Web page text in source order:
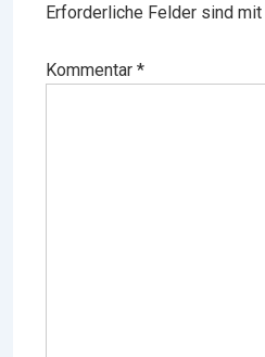
Erforderliche Felder sind mit
Kommentar *